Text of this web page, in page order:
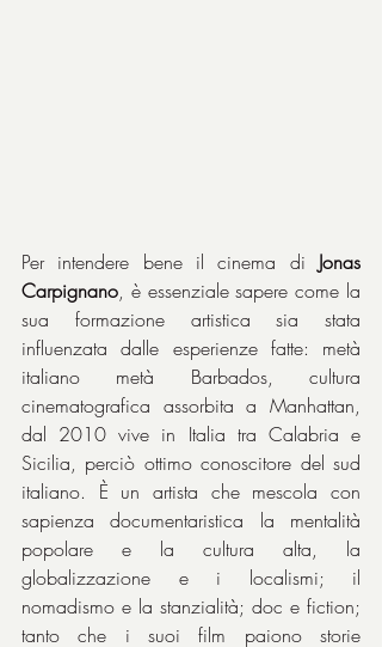
Per intendere bene il cinema di Jonas
Carpignano, è essenziale sapere come la
sua formazione artistica sia stata
influenzata dalle esperienze fatte: metà
italiano metà Barbados, cultura
cinematografica assorbita a Manhattan,
dal 2010 vive in Italia tra Calabria e
Sicilia, perciò ottimo conoscitore del sud
italiano. È un artista che mescola con
sapienza documentaristica la mentalità
popolare e la cultura alta, la
globalizzazione e i localismi; il
nomadismo e la stanzialità; doc e fiction;
tanto che i suoi film paiono storie